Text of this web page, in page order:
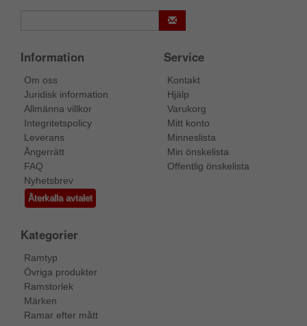
Information
Om oss
Juridisk information
Allmänna villkor
Integritetspolicy
Leverans
Ångerrätt
FAQ
Nyhetsbrev
Återkalla avtalet
Service
Kontakt
Hjälp
Varukorg
Mitt konto
Minneslista
Min önskelista
Offentlig önskelista
Kategorier
Ramtyp
Övriga produkter
Ramstorlek
Märken
Ramar efter mått